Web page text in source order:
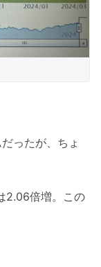
ったが、ちょ
2.06倍増。この